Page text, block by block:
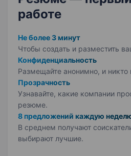
работе
Не более 3 минут
Чтобы создать и разместить
Конфиденциальность
Размещайте анонимно, и никто
Прозрачность
Узнавайте, какие компании
резюме.
8 предложений каждую
В среднем получают
выбирают лучшие.